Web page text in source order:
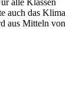
alle Klassen
auch das Klima
aus Mitteln von